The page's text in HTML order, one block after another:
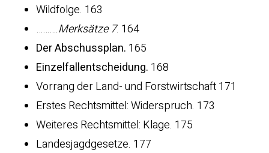
Wildfolge. 163
……….Merksätze 7. 164
Der Abschussplan. 165
Einzelfallentscheidung. 168
Vorrang der Land- und Forstwirtschaft 171
Erstes Rechtsmittel: Widerspruch. 173
Weiteres Rechtsmittel: Klage. 175
Landesjagdgesetze. 177